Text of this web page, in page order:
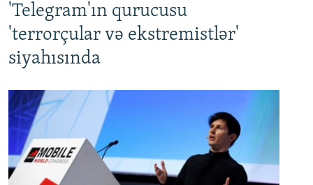
'Telegram'ın qurucusu
'terrorçular və ekstremistlər'
siyahısında